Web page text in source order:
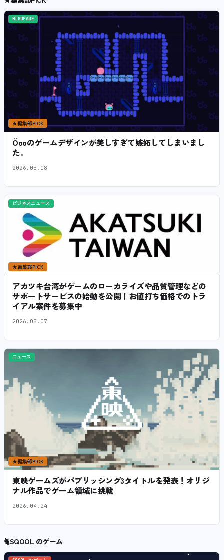
HIGOPAGE
★編集部PICK
Öooのゲームデザインが美しすぎて嫉妬してしまいまし
た。
2026.05.08
ビジネスニュース
★編集部PICK
アカツキ台湾がゲームのローカライズや品質管理などの
サポートサービスの始動を公開！お値打ち価格でのトラ
イアル案件を募集中
2026.05.07
ニュース
★編集部PICK
東映ゲームズがパブリッシング3タイトルを発表！オリジ
ナル作品でゲーム領域に挑戦
2026.04.24
🐈SQOOL のゲーム